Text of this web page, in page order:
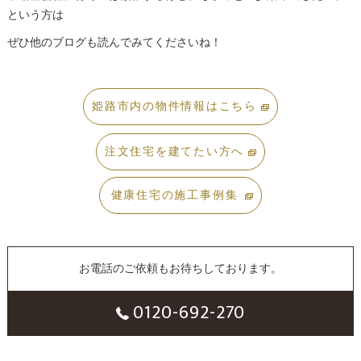
という方は
ぜひ他のブログも読んでみてくださいね！
姫路市内の物件情報はこちら
注文住宅を建てたい方へ
健康住宅の施工事例集
お電話のご依頼もお待ちしております。
0120-692-270